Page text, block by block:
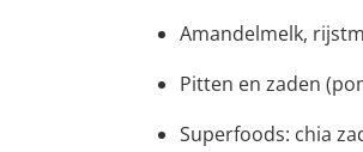
Amandelmelk,
Pitten en zaden
Superfoods: chia